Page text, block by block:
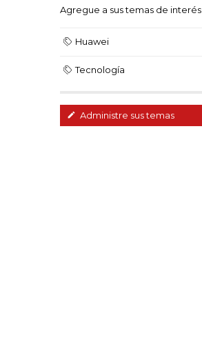
Agregue a sus temas de interés
Huawei
Tecnología
Administre sus temas